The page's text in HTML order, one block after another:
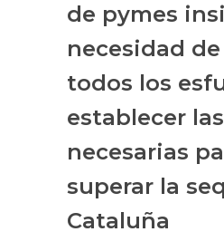
de pymes
necesidad
todos los
establecer
necesarias
superar la
Cataluña